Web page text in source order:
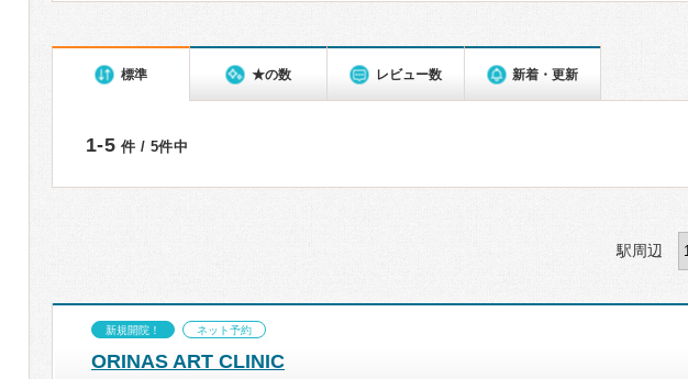
標準 ★の数 レビュー数 新着・更新
1-5 件 / 5件中
駅周辺
新規開院！ ネット予約
ORINAS ART CLINIC